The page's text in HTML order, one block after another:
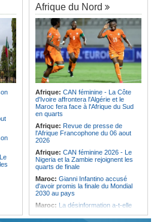
la
21e
Kenya:Une nouvelle récolte
d'espoir - Le coton Bt relance la
filière cotonnière à Lamu
Madagascar:A Tamatave,
l'extension du port provoque
l'expulsion de centaines de familles
Afrique:Le Bénin s'inspire des
expériences de l'Éthiopie pour
accélérer sa transformation
numérique
Ethiopie:« L'Égypte se sert de la
question du GERD pour détourner
l'attention des défis nationaux » - Le
président de l'EIPD
Ethiopie:Le chef de la diplomatie et
l'Union africaine font le point sur la
Afrique du Nord
Afrique: CAN féminine - La Côte
d'Ivoire affrontera l'Algérie et le
Maroc fera face à l'Afrique du Sud
en quarts
Afrique: Revue de presse de
l'Afrique Francophone du 06 aout
2026
Afrique: CAN féminine 2026 - Le
Nigeria et la Zambie rejoignent les
quarts de finale
Maroc: Gianni Infantino accusé
d'avoir promis la finale du Mondial
2030 au pays
Maroc: La désinformation a-t-elle